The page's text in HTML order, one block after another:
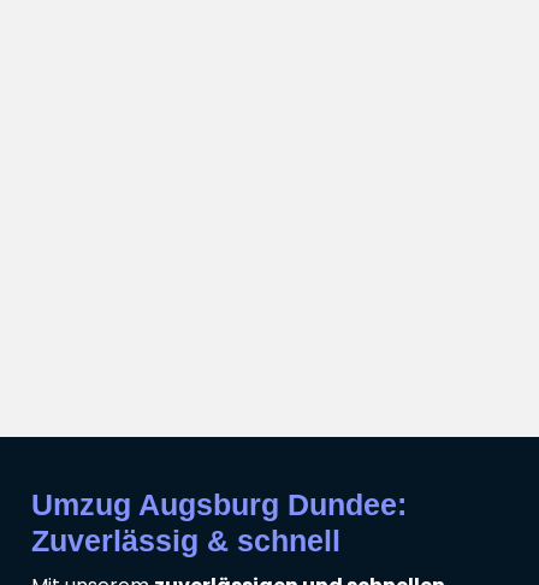
Umzug Augsburg Dundee:
Zuverlässig & schnell